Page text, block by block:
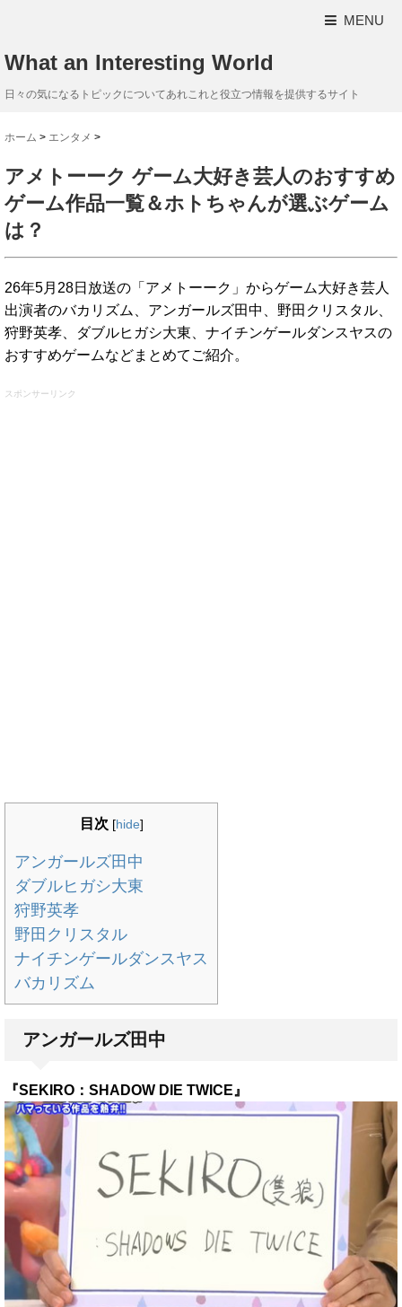
MENU
What an Interesting World
日々の気になるトピックについてあれこれと役立つ情報を提供するサイト
ホーム > エンタメ >
アメトーーク ゲーム大好き芸人のおすすめ
ゲーム作品一覧＆ホトちゃんが選ぶゲーム
は？
26年5月28日放送の「アメトーーク」からゲーム大好き芸人
出演者のバカリズム、アンガールズ田中、野田クリスタル、
狩野英孝、ダブルヒガシ大東、ナイチンゲールダンスヤスの
おすすめゲームなどまとめてご紹介。
スポンサーリンク
目次 [hide]
アンガールズ田中
ダブルヒガシ大東
狩野英孝
野田クリスタル
ナイチンゲールダンスヤス
バカリズム
アンガールズ田中
『SEKIRO：SHADOW DIE TWICE』